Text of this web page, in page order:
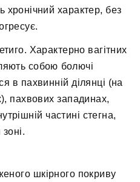
характер, без
Характерно вагітних
собою болючі
в пахвинній ділянці (на
пахвових западинах,
частині стегна,
зоні.
шкірного покриву